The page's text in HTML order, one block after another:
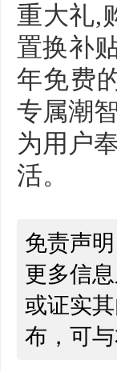
重大礼,
置换补
年免费
专属潮
为用户
活。
免责声
更多信
或证实
布，可